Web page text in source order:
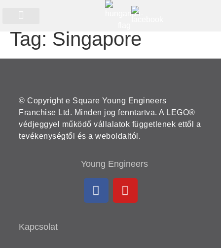
Tag: Singapore
© Copyright e Square Young Engineers
Franchise Ltd. Minden jog fenntartva. A LEGO®
védjeggyel működő vállalatok függetlenek ettől a
tevékenységtől és a weboldaltól.
Young Engineers
Kapcsolat